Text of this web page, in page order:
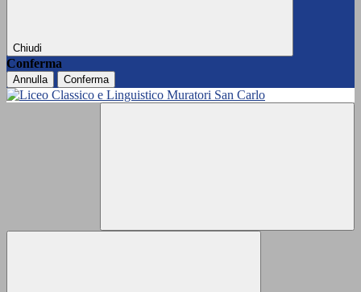
Chiudi
Conferma
Annulla Conferma